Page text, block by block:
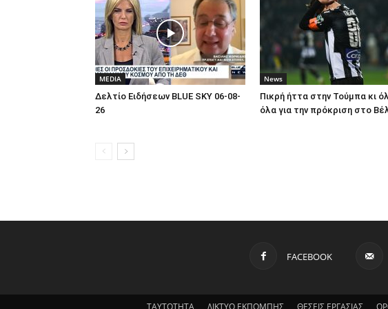
MEDIA
Δελτίο Ειδήσεων BLUE SKY 06-08-
26
News
Πικρή ήττα στην Τούμπα κι
όλα για την πρόκριση στο
FACEBOOK
ΤΑΥΤΟΤΗΤΑ ΔΙΚΤΥΟ ΕΚΠΟΜΠΗΣ ΘΕΣΕΙΣ ΕΡΓΑΣΙΑΣ